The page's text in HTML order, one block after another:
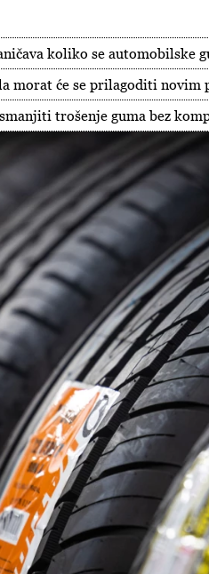
koliko se automobilske
morat će se prilagoditi
trošenje guma bez